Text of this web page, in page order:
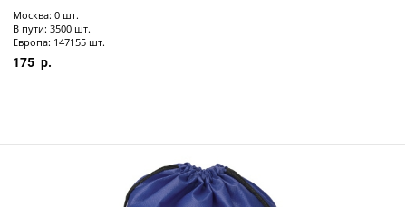
Москва: 0 шт.
В пути: 3500 шт.
Европа: 147155 шт.
175